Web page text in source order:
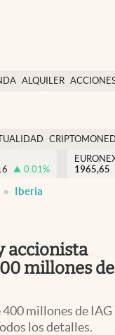
ALQUILER
USA
0.01%
1965,65
Iberia
accionista
millones de
millones de IAG
los detalles.